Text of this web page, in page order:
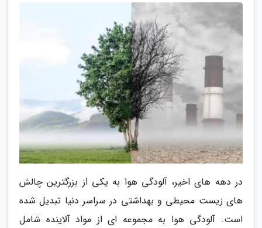
در دهه های اخیر، آلودگی هوا به یکی از بزرگترین چالش
های زیست محیطی و بهداشتی در سراسر دنیا تبدیل شده
است. آلودگی هوا به مجموعه ای از مواد آلاینده شامل